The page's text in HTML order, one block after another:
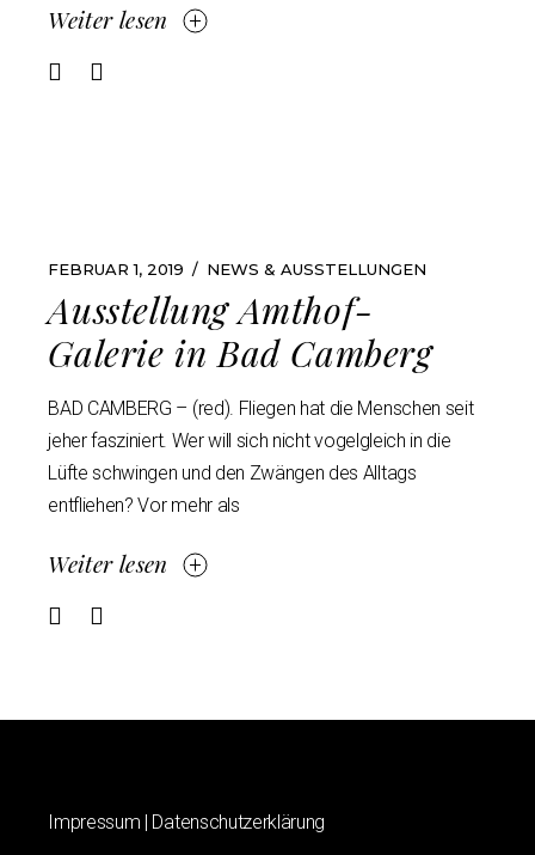
Weiter lesen
FEBRUAR 1, 2019 NEWS & AUSSTELLUNGEN
Ausstellung Amthof-
Galerie in Bad Camberg
BAD CAMBERG – (red). Fliegen hat die Menschen seit
jeher fasziniert. Wer will sich nicht vogelgleich in die
Lüfte schwingen und den Zwängen des Alltags
entfliehen? Vor mehr als
Weiter lesen
Impressum | Datenschutzerklärung